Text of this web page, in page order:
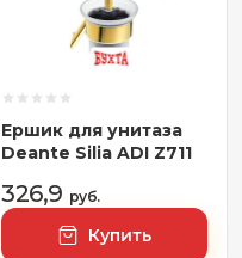
Ершик для унитаза
Deante Silia ADI Z711
326,9 руб.
Купить